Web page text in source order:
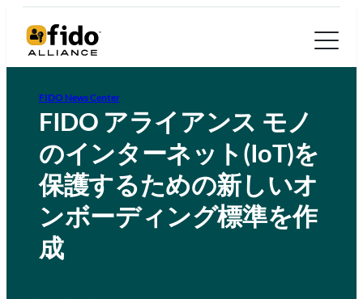
FIDO News Center
FIDO アライアンス モノ
のインターネット(IoT)を
保護するための新しいオ
ンボーディング標準を作
成